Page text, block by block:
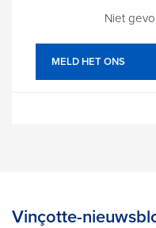
Niet
MELD HET ONS
Vinçotte-